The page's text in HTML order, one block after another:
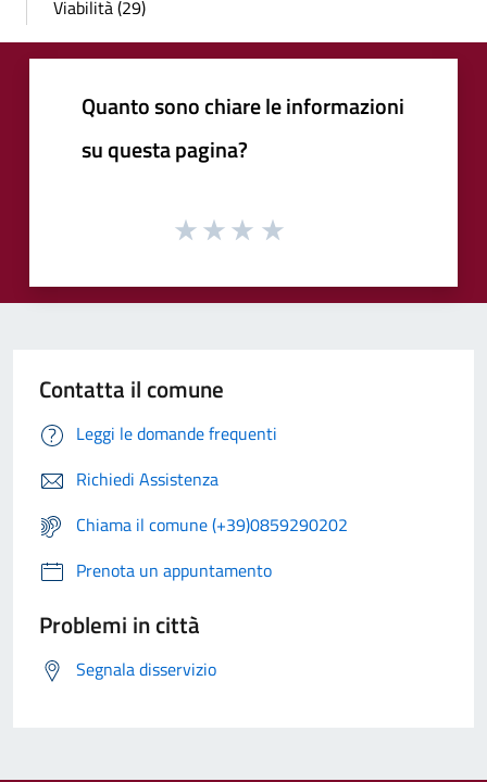
Viabilità (29)
Quanto sono chiare le informazioni
su questa pagina?
Contatta il comune
Leggi le domande frequenti
Richiedi Assistenza
Chiama il comune (+39)0859290202
Prenota un appuntamento
Problemi in città
Segnala disservizio